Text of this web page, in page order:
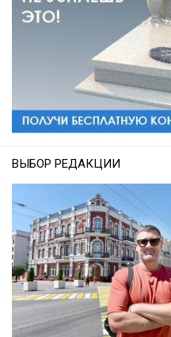
ВЫБОР РЕДАКЦИИ